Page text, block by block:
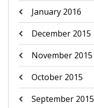
January 2016
December 2015
November 2015
October 2015
September 2015